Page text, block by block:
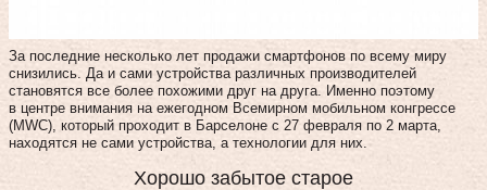
За последние несколько лет продажи смартфонов по всему миру
снизились. Да и сами устройства различных производителей
становятся все более похожими друг на друга. Именно поэтому
в центре внимания на ежегодном Всемирном мобильном конгрессе
(MWC), который проходит в Барселоне с 27 февраля по 2 марта,
находятся не сами устройства, а технологии для них.
Хорошо забытое старое